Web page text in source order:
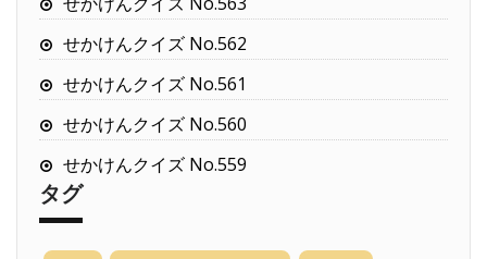
せかけんクイズ No.562
せかけんクイズ No.561
せかけんクイズ No.560
せかけんクイズ No.559
タグ